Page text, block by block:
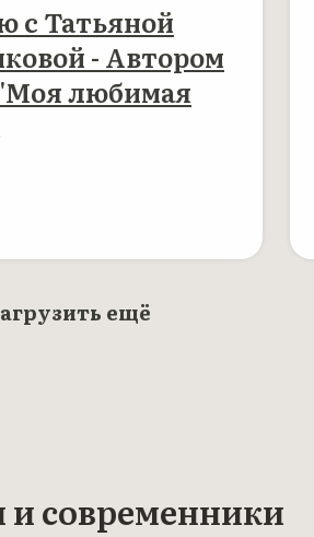
c Татьяной
- Автором
любимая
ещё
и современники